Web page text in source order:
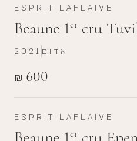
ESPRIT LAFLAIVE
Beaune 1er cru
₪ 600
2021 אדום
ESPRIT LAFLAIVE
er